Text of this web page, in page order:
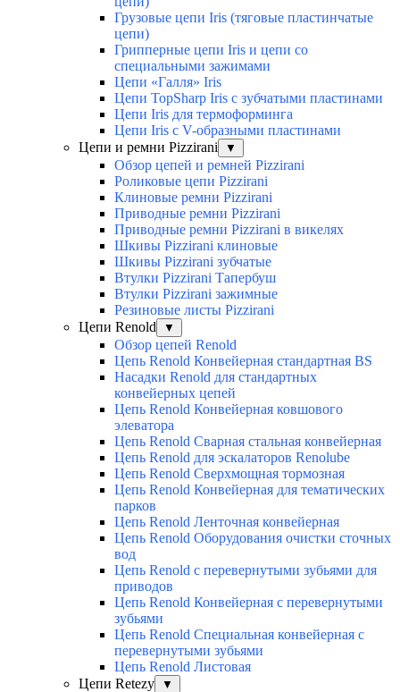
Грузовые цепи Iris (тяговые пластинчатые
цепи)
Грипперные цепи Iris и цепи со
специальными зажимами
Цепи «Галля» Iris
Цепи TopSharp Iris с зубчатыми пластинами
Цепи Iris для термоформинга
Цепи Iris с V-образными пластинами
Цепи и ремни Pizzirani
▼
Обзор цепей и ремней Pizzirani
Роликовые цепи Pizzirani
Клиновые ремни Pizzirani
Приводные ремни Pizzirani
Приводные ремни Pizzirani в викелях
Шкивы Pizzirani клиновые
Шкивы Pizzirani зубчатые
Втулки Pizzirani Тапербуш
Втулки Pizzirani зажимные
Резиновые листы Pizzirani
Цепи Renold
▼
Обзор цепей Renold
Цепь Renold Конвейерная стандартная BS
Насадки Renold для стандартных
конвейерных цепей
Цепь Renold Конвейерная ковшового
элеватора
Цепь Renold Сварная стальная конвейерная
Цепь Renold для эскалаторов Renolube
Цепь Renold Сверхмощная тормозная
Цепь Renold Конвейерная для тематических
парков
Цепь Renold Ленточная конвейерная
Цепь Renold Оборудования очистки сточных
вод
Цепь Renold с перевернутыми зубьями для
приводов
Цепь Renold Конвейерная с перевернутыми
зубьями
Цепь Renold Специальная конвейерная с
перевернутыми зубьями
Цепь Renold Листовая
Цепи Retezy
▼